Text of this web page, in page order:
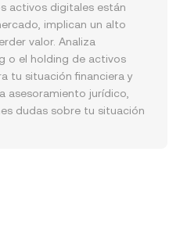
activos digitales están
implican un alto
valor. Analiza
o el holding de activos
tu situación financiera y
asesoramiento jurídico,
dudas sobre tu situación